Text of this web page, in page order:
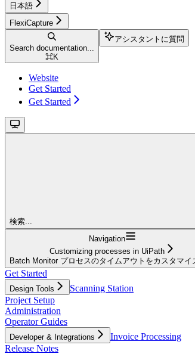
日本語
FlexiCapture
Search documentation...
⌘K
アシスタントに質問
Website
Get Started
Get Started
検索...
Navigation
Customizing processes in UiPath
Batch Monitor プロセスのタイムアウトをカスタマイ
Get Started
Design Tools
Scanning Station
Project Setup
Administration
Operator Guides
Developer & Integrations
Invoice Processing
Release Notes